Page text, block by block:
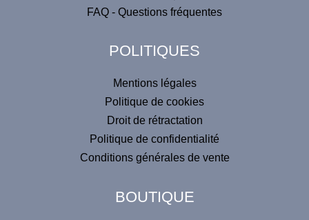
FAQ - Questions fréquentes
POLITIQUES
Mentions légales
Politique de cookies
Droit de rétractation
Politique de confidentialité
Conditions générales de vente
BOUTIQUE